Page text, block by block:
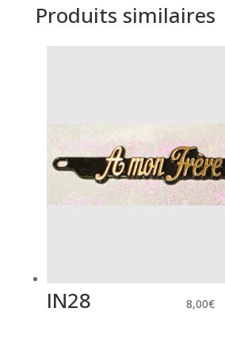
Produits similaires
IN28 8,00€